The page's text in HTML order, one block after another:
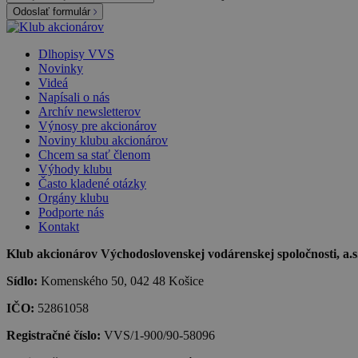
Odoslať formulár
Dlhopisy VVS
Novinky
Videá
Napísali o nás
Archív newsletterov
Výnosy pre akcionárov
Noviny klubu akcionárov
Chcem sa stať členom
Výhody klubu
Často kladené otázky
Orgány klubu
Podporte nás
Kontakt
Klub akcionárov Východoslovenskej vodárenskej spoločnosti,
Sídlo: Komenského 50, 042 48 Košice
IČO: 52861058
Registračné číslo: VVS/1-900/90-58096